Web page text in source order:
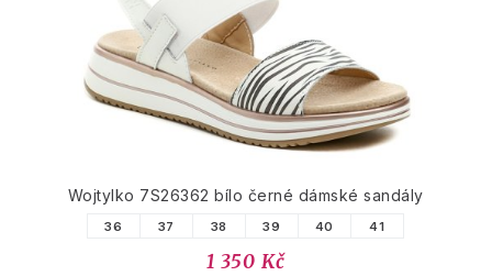
Wojtylko 7S26362 bílo černé dámské sandály
36 37 38 39 40 41
1 350 Kč